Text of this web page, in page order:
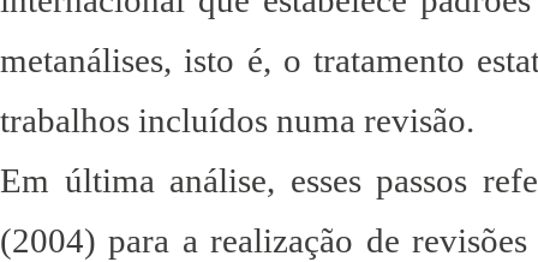
metanálises, isto é, o tratamento
trabalhos incluídos numa revisão.
Em última análise, esses passos
(2004) para a realização de